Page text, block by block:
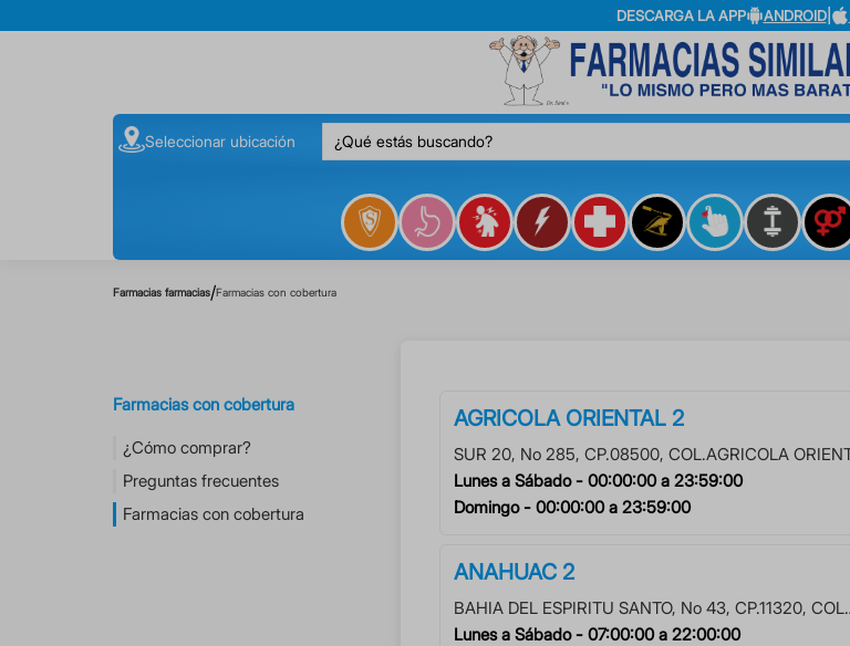
DESCARGA LA APP ANDROID|
Seleccionar ubicación ¿Qué estás buscando?
Farmacias farmacias/Farmacias con cobertura
Farmacias con cobertura
¿Cómo comprar?
Preguntas frecuentes
Farmacias con cobertura
AGRICOLA ORIENTAL 2
SUR 20, No 285, CP.08500, COL.AGRICOLA
Lunes a Sábado - 00:00:00a 23:59:00
Domingo - 00:00:00a 23:59:00
ANAHUAC 2
BAHIA DEL ESPIRITU SANTO, No 43, CP.11320, COL.
Lunes a Sábado - 07:00:00a 22:00:00